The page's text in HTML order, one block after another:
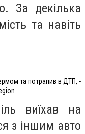
За декілька
та навіть
та потрапив в ДТП, -
виїхав на
з іншим авто